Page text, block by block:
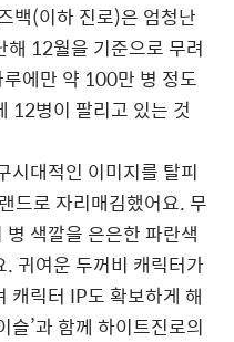
백(이하 진로)은 엄청난
12월을 기준으로 무려
에만 약 100만 병 정도
12병이 팔리고 있는 것
시대적인 이미지를 탈피
드로 자리매김했어요. 무
색깔을 은은한 파란색
귀여운 두꺼비 캐릭터가
캐릭터 IP도 확보하게 해
슬’과 함께 하이트진로의